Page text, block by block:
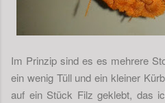
Im Prinzip sind es es mehrere
ein wenig Tüll und ein kleiner
auf ein Stück Filz geklebt, das